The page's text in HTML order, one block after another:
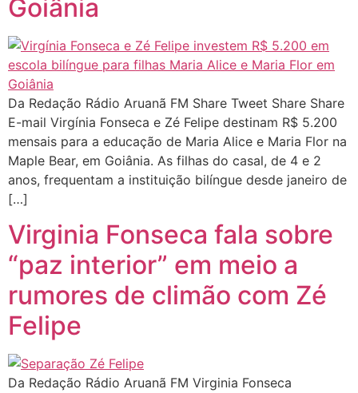
Goiânia
Da Redação Rádio Aruanã FM Share Tweet Share Share
E-mail Virgínia Fonseca e Zé Felipe destinam R$ 5.200
mensais para a educação de Maria Alice e Maria Flor na
Maple Bear, em Goiânia. As filhas do casal, de 4 e 2
anos, frequentam a instituição bilíngue desde janeiro de
[…]
Virginia Fonseca fala sobre
“paz interior” em meio a
rumores de climão com Zé
Felipe
Da Redação Rádio Aruanã FM Virginia Fonseca